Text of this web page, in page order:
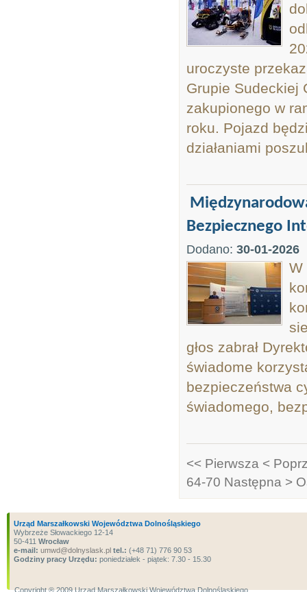
uroczyste
Grupie Sudeckiej
zakupionego w
roku. Pojazd
działaniami
Bezpiecznego
Dodano: 30-01-2026
W
głos zabrał
świadome
bezpieczeństwa
świadomego,
<< Pierwsza <
64-70 Następna >
Urząd Marszałkowski Województwa Dolnośląskiego
Wybrzeże Słowackiego 12-14
50-411 Wrocław
e-mail: umwd@dolnyslask.pl tel.: (+48 71) 776 90 53
Godziny pracy Urzędu: poniedziałek - piątek: 7.30 - 15.30
Copyright ® 2009 Urząd Marszałkowski Województwa Dolnośląskiego